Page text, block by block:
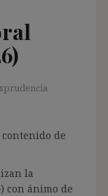
de
la
con ánimo de